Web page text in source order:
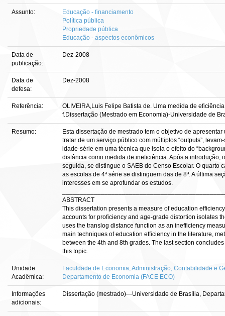
Assunto:
Educação - financiamento
Política pública
Propriedade pública
Educação - aspectos econômicos
Data de
publicação:
Dez-2008
Data de
defesa:
Dez-2008
Referência:
OLIVEIRA,Luis Felipe Batista de. Uma medida de
f.Dissertação (Mestrado em Economia)-Universidade de
Resumo:
Esta dissertação de mestrado tem o objetivo de
tratar de um serviço público com múltiplos “outputs”,
idade-série em uma técnica que isola o efeito do
distância como medida de ineficiência. Após a
seguida, se distingue o SAEB do Censo Escolar. O quarto
as escolas de 4ª série se distinguem das de 8ª. A última
interesses em se aprofundar os estudos.
ABSTRACT
This dissertation presents a measure of education
accounts for proficiency and age-grade distortion isolates
uses the translog distance function as an inefficiency
main techniques of education efficiency in the literature,
between the 4th and 8th grades. The last section
this topic.
Unidade
Acadêmica:
Faculdade de Economia, Administração, Contabilidade e
Departamento de Economia (FACE ECO)
Informações
adicionais:
Dissertação (mestrado)—Universidade de Brasília,